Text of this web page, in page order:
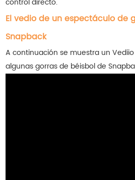
El vedio de un espectáculo de
Snapback
A continuación se muestra un
algunas gorras de béisbol de